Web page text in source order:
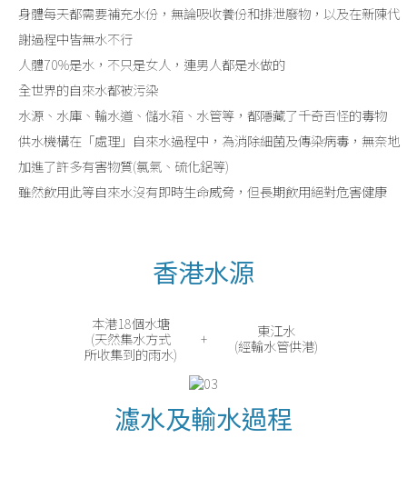
身體每天都需要補充水份，無論吸收養份和排泄廢物，以及在新陳代
謝過程中皆無水不行
人體70%是水，不只是女人，連男人都是水做的
全世界的自來水都被污染
水源、水庫、輸水道、儲水箱、水管等，都隱藏了千奇百怪的毒物
供水機構在「處理」自來水過程中，為消除細菌及傳染病毒，無奈地
加進了許多有害物質(氯氣、硫化鋁等)
雖然飲用此等自來水沒有即時生命威脅，但長期飲用絕對危害健康
香港水源
本港18個水塘
(天然集水方式
所收集到的雨水)
+
東江水
(經輸水管供港)
濾水及輸水過程